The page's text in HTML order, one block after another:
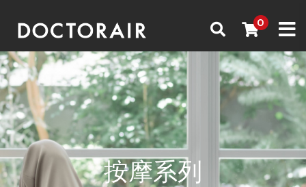
按摩系列